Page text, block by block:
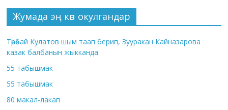
Жумада эң көп окулгандар
Төрөбай Кулатов шым таап берип, Зууракан Кайназарова
казак балбанын жыкканда
55 табышмак
55 табышмак
80 макал-лакап